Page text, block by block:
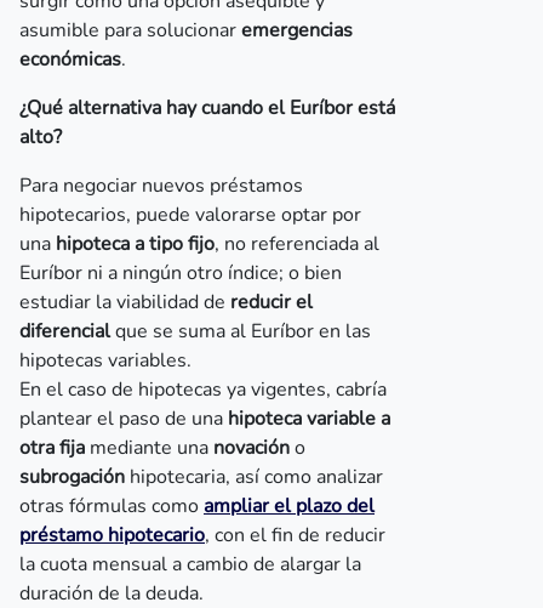
asumible para solucionaremergencias
económicas.
¿Qué alternativa hay cuando el Euríbor está
alto?
Para negociar nuevos préstamos
hipotecarios, puede valorarse optar por
una hipoteca a tipo fijo, no referenciada al
Euríbor ni a ningún otro índice; o bien
estudiar la viabilidad de reducir el
diferencialque se suma al Euríbor en las
hipotecas variables.
En el caso de hipotecas ya vigentes, cabría
plantear el paso de una hipoteca variable a
otra fija mediante una novacióno
subrogación hipotecaria, así como analizar
otras fórmulas comoampliar el plazo del
préstamo hipotecario, con el fin de reducir
la cuota mensual a cambio de alargar la
duración de la deuda.